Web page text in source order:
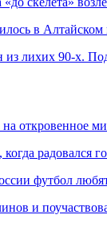
в Алтайском
из лихих 90-х.
откровенное
радовался
футбол
и